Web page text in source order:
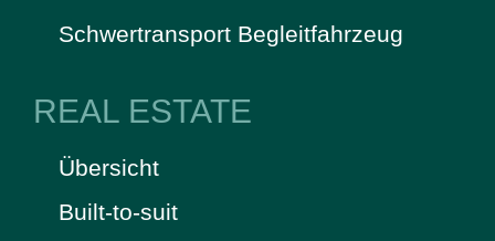
Schwertransport Begleitfahrzeug
REAL ESTATE
Übersicht
Built-to-suit